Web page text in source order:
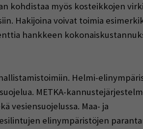
kohdistaa myös kosteikkojen
Hakijoina voivat toimia
hankkeen
Helmi-
METKA-
vesiensuojelussa. Maa- ja
elinympäristöjen